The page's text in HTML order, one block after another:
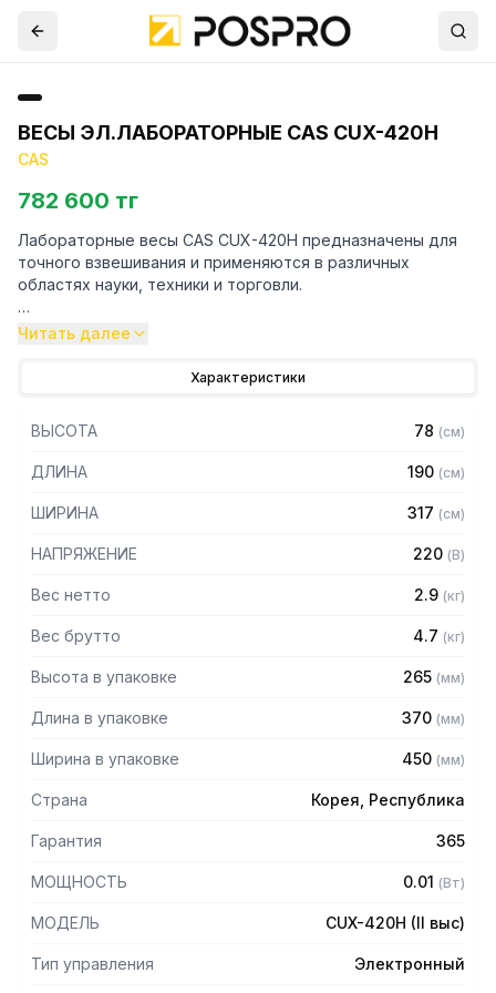
ВЕСЫ ЭЛ.ЛАБОРАТОРНЫЕ CAS CUX-420H
CAS
782 600 тг
Лабораторные весы CAS CUX-420H предназначены для
точного взвешивания и применяются в различных
областях науки, техники и торговли.
Особенности:
– Платформа изготовлена из нержавеющей стали
одинаковых деталей
– Режим суммирования показывает общий вес нескольких
взвешиваний
– Режим сравнения показывает, попадает вес или нет в
– Удобен для дозирования в процентах
плотность веществ и минералов
– Привязка весовых данных к дате и времени
– Тип дисплея: жидкокристаллический
– 24 единицы взвешивания
– Возможность установить необходимые единицы
измерения: граммы, килограммы, миллиграммы, караты,
проценты, штуки, единицы плотности
– Подключение к ПК посредством интерфейса RS-232C
Технические характеристики:
– Размер платформы: 110 х 105 мм
– Температурный режим: +5 – +40 С
Читать далее
Характеристики
ВЫСОТА 78 (см)
ДЛИНА 190 (см)
ШИРИНА 317 (см)
НАПРЯЖЕНИЕ 220 (В)
Вес нетто 2.9 (кг)
Вес брутто 4.7 (кг)
Высота в упаковке 265 (мм)
Длина в упаковке 370 (мм)
Ширина в упаковке 450 (мм)
Страна Корея, Республика
Гарантия 365
МОЩНОСТЬ 0.01 (Вт)
МОДЕЛЬ CUX-420H (II выс)
Тип управления Электронный